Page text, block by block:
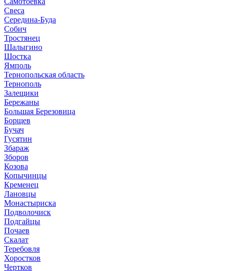
Свеса
Середина-Буда
Собич
Тростянец
Шалыгино
Шостка
Ямполь
Тернопольская область
Тернополь
Залещики
Бережаны
Большая Березовица
Борщев
Бучач
Гусятин
Збараж
Зборов
Козова
Копычинцы
Кременец
Лановцы
Монастыриска
Подволочиск
Подгайцы
Почаев
Скалат
Теребовля
Хоростков
Чертков